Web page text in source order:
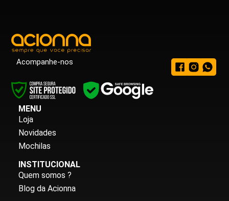
Acompanhe-nos
MENU
Loja
Novidades
Mochilas
INSTITUCIONAL
Quem somos ?
Blog da Acionna